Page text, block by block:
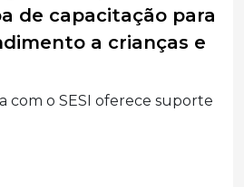
de capacitação para
a crianças e
com o SESI oferece suporte